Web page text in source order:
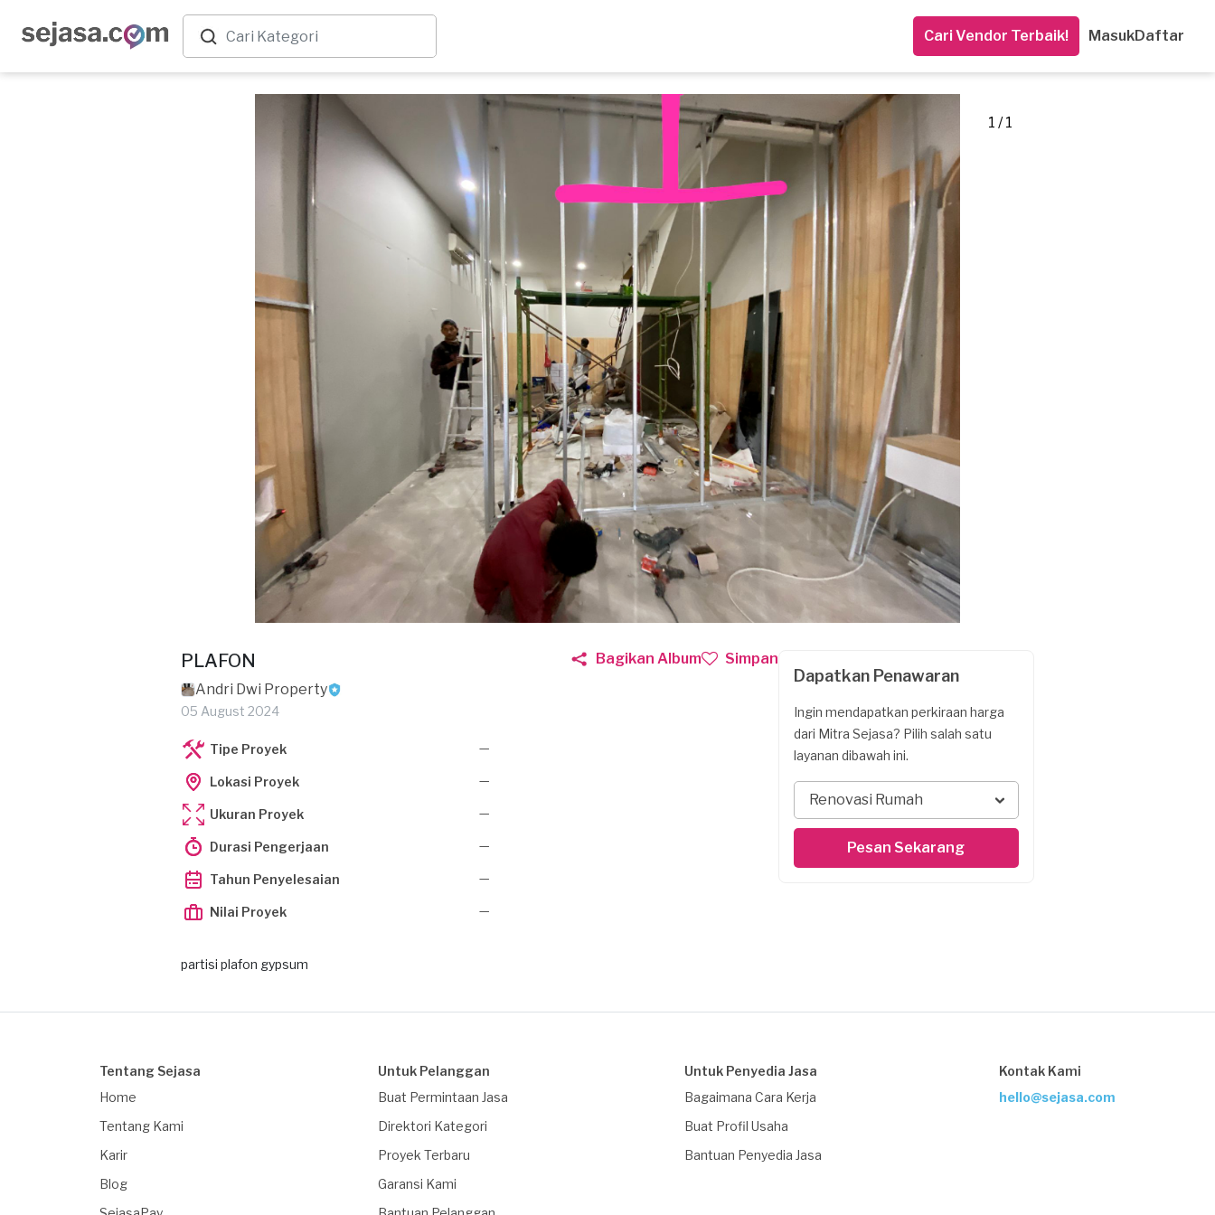
Cari Vendor Terbaik! MasukDaftar
1 / 1
PLAFON
Andri Dwi Property
05 August 2024
Bagikan Album Simpan
Tipe Proyek —
Lokasi Proyek —
Ukuran Proyek —
Durasi Pengerjaan —
Tahun Penyelesaian —
Nilai Proyek —
partisi plafon gypsum
Dapatkan Penawaran
Ingin mendapatkan perkiraan harga
dari Mitra Sejasa? Pilih salah satu
layanan dibawah ini.
Renovasi Rumah
Pesan Sekarang
Tentang Sejasa
Home
Tentang Kami
Karir
Blog
Untuk Pelanggan
Buat Permintaan Jasa
Direktori Kategori
Proyek Terbaru
Garansi Kami
Untuk Penyedia Jasa
Bagaimana Cara Kerja
Buat Profil Usaha
Bantuan Penyedia Jasa
Kontak Kami
hello@sejasa.com